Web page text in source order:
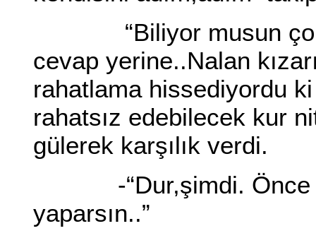
“Biliyor musun çok
cevap yerine..Nalan
rahatlama hissediyordu
rahatsız edebilecek kur
gülerek karşılık verdi.
-“Dur,şimdi. Önce
yaparsın..”